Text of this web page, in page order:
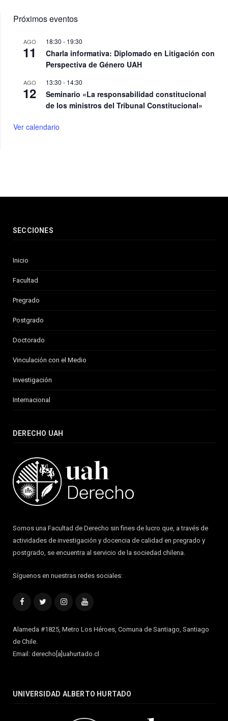
Próximos eventos
AGO
11
18:30 - 19:30
Charla informativa: Diplomado en Litigación con
Perspectiva de Género UAH
AGO
12
13:30 - 14:30
Seminario «La responsabilidad constitucional
de los ministros del Tribunal Constitucional»
Ver calendario
SECCIONES
Inicio
Facultad
Pregrado
Postgrado
Doctorado
Vinculación con el Medio
Investigación
Internacional
DERECHO UAH
Somos una Facultad de Derecho sin fines de lucro que, a través de
actividades de investigación y docencia de calidad en pregrado y
postgrado, se encuentra al servicio de la sociedad chilena.
Síguenos en nuestras redes sociales:
FacebookTwitterInstagramYouTube
Alameda #1825, Metro Los Héroes, Comuna de Santiago, Santiago
de Chile.
Email: derecho[a]uahurtado.cl
UNIVERSIDAD ALBERTO HURTADO